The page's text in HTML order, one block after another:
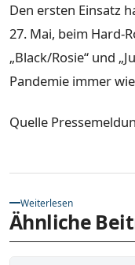
Den ersten Einsatz
27. Mai, beim Hard-
„Black/Rosie“ und
Pandemie immer
Quelle
Weiterlesen
Ähnliche